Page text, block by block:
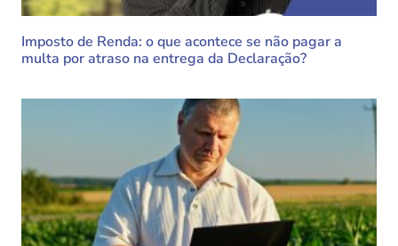
Imposto de Renda: o que acontece se não pagar a
multa por atraso na entrega da Declaração?